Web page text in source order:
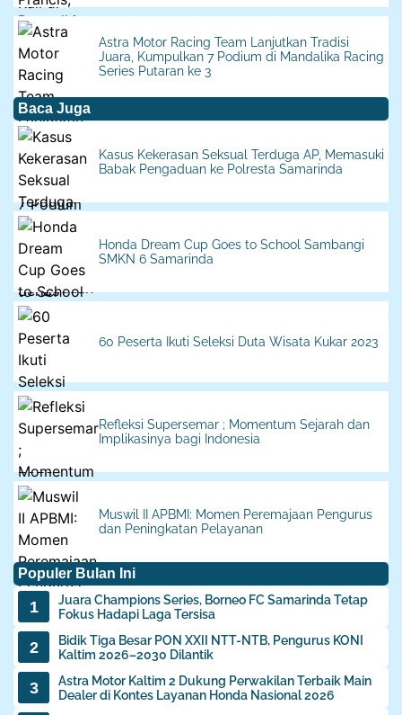
Astra Motor Racing Team Lanjutkan Tradisi
Juara, Kumpulkan 7 Podium di Mandalika Racing
Series Putaran ke 3
Baca Juga
Kasus Kekerasan Seksual Terduga AP, Memasuki
Babak Pengaduan ke Polresta Samarinda
Honda Dream Cup Goes to School Sambangi
SMKN 6 Samarinda
60 Peserta Ikuti Seleksi Duta Wisata Kukar 2023
Refleksi Supersemar ; Momentum Sejarah dan
Implikasinya bagi Indonesia
Muswil II APBMI: Momen Peremajaan Pengurus
dan Peningkatan Pelayanan
Populer Bulan Ini
Juara Champions Series, Borneo FC Samarinda Tetap
Fokus Hadapi Laga Tersisa
Bidik Tiga Besar PON XXII NTT-NTB, Pengurus KONI
Kaltim 2026–2030 Dilantik‎
Astra Motor Kaltim 2 Dukung Perwakilan Terbaik Main
Dealer di Kontes Layanan Honda Nasional 2026